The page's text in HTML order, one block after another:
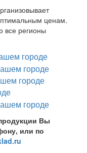
ценам.
все регионы
Вы
или по